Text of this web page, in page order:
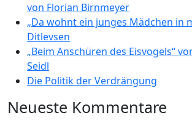
von Florian Birnmeyer
„Da wohnt ein junges Mädchen in
Ditlevsen
„Beim Anschüren des Eisvogels“
Seidl
Die Politik der Verdrängung
Neueste Kommentare